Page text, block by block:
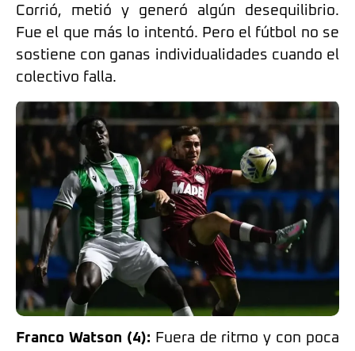
Corrió, metió y generó algún desequilibrio.
Fue el que más lo intentó. Pero el fútbol no se
sostiene con ganas individualidades cuando el
colectivo falla.
Franco Watson (4): Fuera de ritmo y con poca